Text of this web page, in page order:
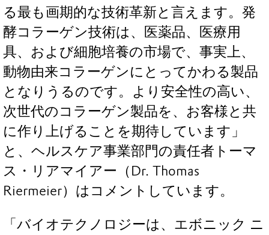
る最も画期的な技術革新と言えます。発
酵コラーゲン技術は、医薬品、医療用
具、および細胞培養の市場で、事実上、
動物由来コラーゲンにとってかわる製品
となりうるのです。より安全性の高い、
次世代のコラーゲン製品を、お客様と共
に作り上げることを期待しています」
と、ヘルスケア事業部門の責任者トーマ
ス・リアマイアー（Dr. Thomas
Riermeier）はコメントしています。
「バイオテクノロジーは、エボニック ニ